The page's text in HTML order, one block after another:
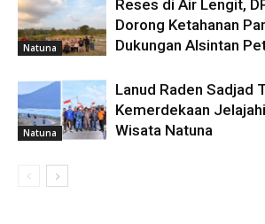
Natuna
Reses di Air Lengit,
Dorong Ketahanan
Dukungan Alsintan
Natuna
Lanud Raden Sadjad
Kemerdekaan
Wisata Natuna